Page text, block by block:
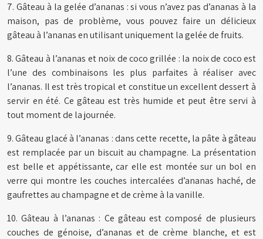
7. Gâteau à la gelée d’ananas : si vous n’avez pas d’ananas à la
maison, pas de problème, vous pouvez faire un délicieux
gâteau à l’ananas en utilisant uniquement la gelée de fruits.
8. Gâteau à l’ananas et noix de coco grillée : la noix de coco est
l’une des combinaisons les plus parfaites à réaliser avec
l’ananas. Il est très tropical et constitue un excellent dessert à
servir en été. Ce gâteau est très humide et peut être servi à
tout moment de la journée.
9. Gâteau glacé à l’ananas : dans cette recette, la pâte à gâteau
est remplacée par un biscuit au champagne. La présentation
est belle et appétissante, car elle est montée sur un bol en
verre qui montre les couches intercalées d’ananas haché, de
gaufrettes au champagne et de crème à la vanille.
10. Gâteau à l’ananas : Ce gâteau est composé de plusieurs
couches de génoise, d’ananas et de crème blanche, et est